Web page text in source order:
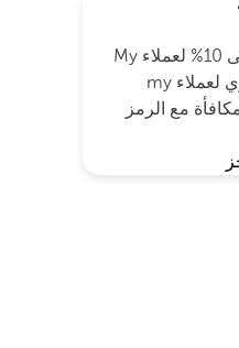
خصم إضافي يصل إلى 10% لعملاء My
خصم حصري لعملاء my
مكافأة مع الرمز